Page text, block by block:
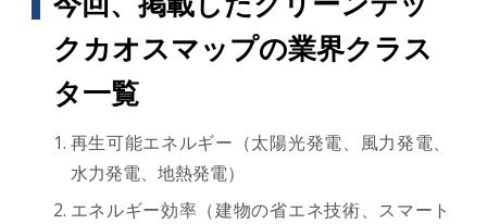
クカオスマップの業界クラス
タ一覧
再生可能エネルギー（太陽光発電、風力発電、
水力発電、地熱発電）
エネルギー効率（建物の省エネ技術、スマート